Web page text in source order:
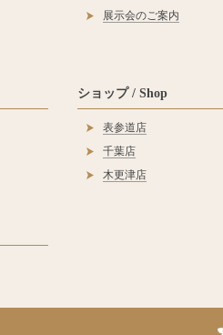
展示会のご案内
ショップ / Shop
表参道店
千葉店
木更津店